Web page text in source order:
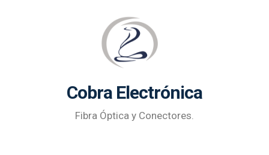
Cobra Electrónica
Fibra Óptica y Conectores.